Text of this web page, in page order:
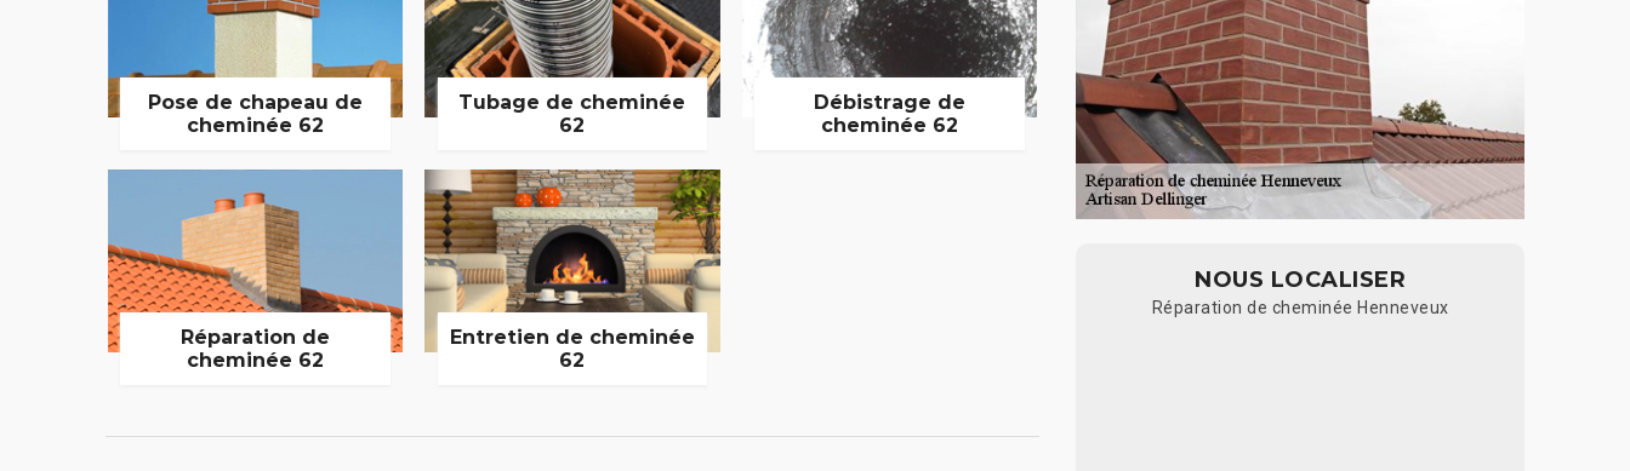
Pose de chapeau de
cheminée 62
Tubage de cheminée
62
Débistrage de
cheminée 62
Réparation de
cheminée 62
Entretien de cheminée
62
NOUS LOCALISER
Réparation de cheminée Henneveux